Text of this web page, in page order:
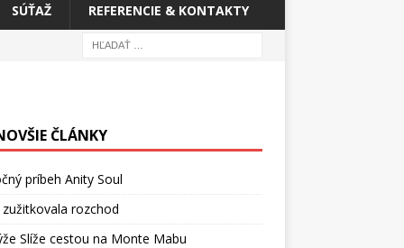
SÚŤAŽ REFERENCIE & KONTAKTY
ČLÁNKY
príbeh Anity Soul
zužitkovala rozchod
Slíže cestou na Monte Mabu